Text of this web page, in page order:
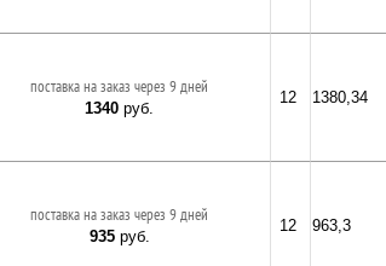
поставка на заказ через 9 дней
1340 руб.
12 1380,34
поставка на заказ через 9 дней
935руб.
12 963,3